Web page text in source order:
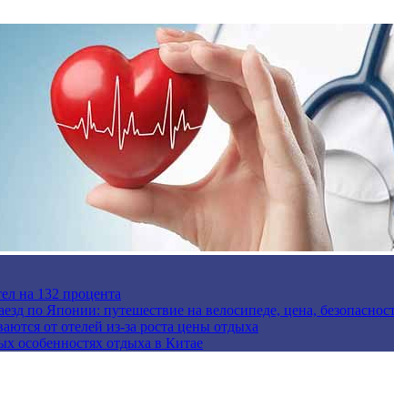
на 132 процента
по Японии: путешествие на велосипеде, цена,
от отелей из-за роста цены отдыха
особенностях отдыха в Китае